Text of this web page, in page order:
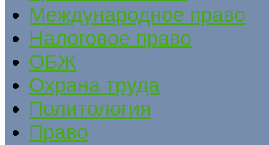
Международное право
Налоговое право
ОБЖ
Охрана труда
Политология
Право